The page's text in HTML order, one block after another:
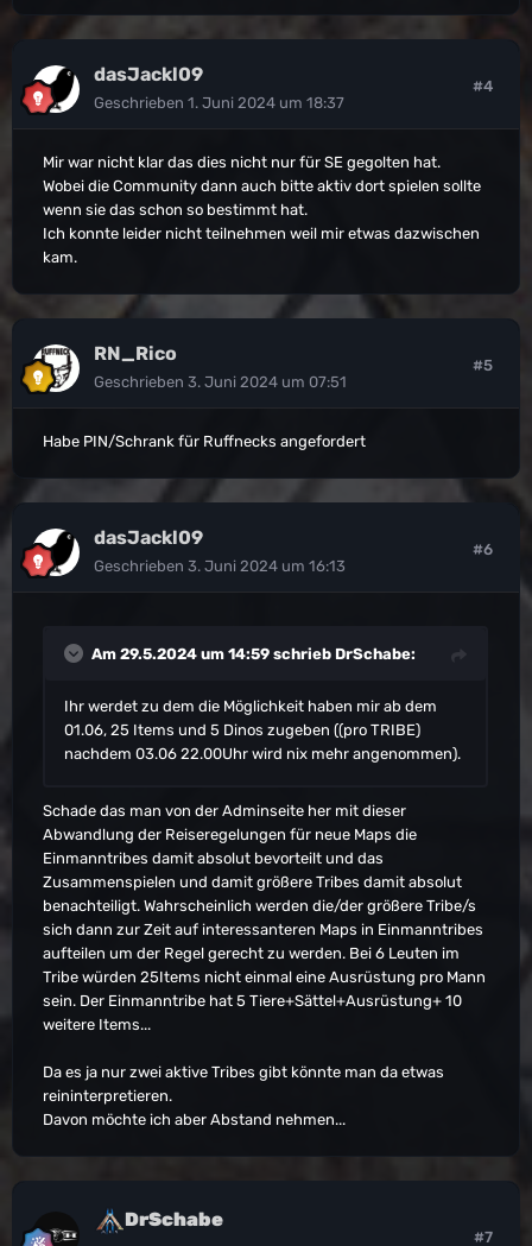
dasJackl09
Geschrieben 1. Juni 2024 um 18:37
#4
Mir war nicht klar das dies nicht nur für SE gegolten hat.
Wobei die Community dann auch bitte aktiv dort spielen sollte
wenn sie das schon so bestimmt hat.
Ich konnte leider nicht teilnehmen weil mir etwas dazwischen
kam.
RN_Rico
Geschrieben 3. Juni 2024 um 07:51
#5
Habe PIN/Schrank für Ruffnecks angefordert
dasJackl09
Geschrieben 3. Juni 2024 um 16:13
#6
Am 29.5.2024 um 14:59 schrieb DrSchabe:
Ihr werdet zu dem die Möglichkeit haben mir ab dem
01.06, 25 Items und 5 Dinos zugeben ((pro TRIBE)
nachdem 03.06 22.00Uhr wird nix mehr angenommen).
Schade das man von der Adminseite her mit dieser
Abwandlung der Reiseregelungen für neue Maps die
Einmanntribes damit absolut bevorteilt und das
Zusammenspielen und damit größere Tribes damit absolut
benachteiligt. Wahrscheinlich werden die/der größere Tribe/s
sich dann zur Zeit auf interessanteren Maps in Einmanntribes
aufteilen um der Regel gerecht zu werden. Bei 6 Leuten im
Tribe würden 25Items nicht einmal eine Ausrüstung pro Mann
sein. Der Einmanntribe hat 5 Tiere+Sättel+Ausrüstung+ 10
weitere Items...
Da es ja nur zwei aktive Tribes gibt könnte man da etwas
reininterpretieren.
Davon möchte ich aber Abstand nehmen...
DrSchabe
#7